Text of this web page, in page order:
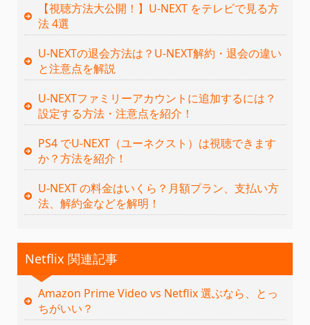
【視聴方法大公開！】U-NEXT をテレビで見る方
法 4選
U-NEXTの退会方法は？U-NEXT解約・退会の違い
と注意点を解説
U-NEXTファミリーアカウントに追加するには？
設定する方法・注意点を紹介！
PS4 でU-NEXT（ユーネクスト）は視聴できます
か？方法を紹介！
U-NEXT の料金はいくら？月額プラン、支払い方
法、解約金などを解明！
Netflix 関連記事
Amazon Prime Video vs Netflix 選ぶなら、とっ
ちがいい？